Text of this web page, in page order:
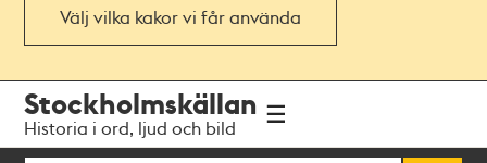
Välj vilka kakor vi får använda
navigationen
huvudinnehållet
Stockholmskällan
Historia i ord, ljud och bild